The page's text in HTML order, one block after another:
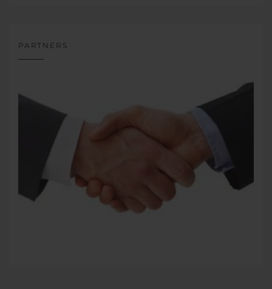
PARTNERS